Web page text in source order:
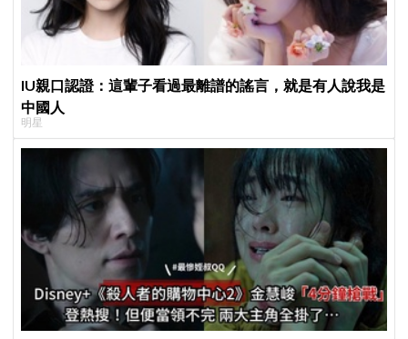
IU親口認證：這輩子看過最離譜的謠言，就是有人說我是
中國人
明星